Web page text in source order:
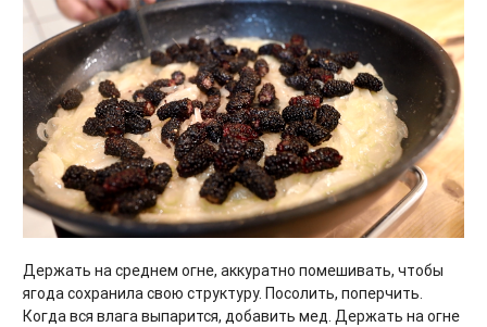
Держать на среднем огне, аккуратно помешивать, чтобы
ягода сохранила свою структуру. Посолить, поперчить.
Когда вся влага выпарится, добавить мед. Держать на огне